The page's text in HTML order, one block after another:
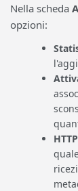
Nella scheda
opzioni: